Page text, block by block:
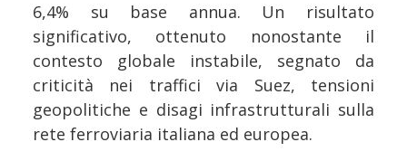
6,4% su base annua. Un risultato
significativo, ottenuto nonostante il
contesto globale instabile, segnato da
criticità nei traffici via Suez, tensioni
geopolitiche e disagi infrastrutturali sulla
rete ferroviaria italiana ed europea.